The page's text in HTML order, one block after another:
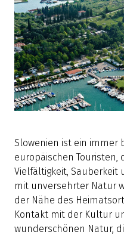
Slowenien ist ein immer
europäischen Touristen,
Vielfältigkeit, Sauberkeit
mit unversehrter Natur
der Nähe des
Kontakt mit der Kultur
wunderschönen Natur,